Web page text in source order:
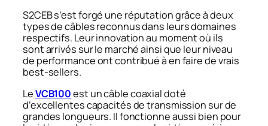
S2CEB s’est forgé une réputation grâce à deux
types de câbles reconnus dans leurs domaines
respectifs. Leur innovation au moment où ils
sont arrivés sur le marché ainsi que leur niveau
de performance ont contribué à en faire de vrais
best-sellers.
LeVCB100est un câble coaxial doté
d’excellentes capacités de transmission sur de
grandes longueurs. Il fonctionne aussi bien pour